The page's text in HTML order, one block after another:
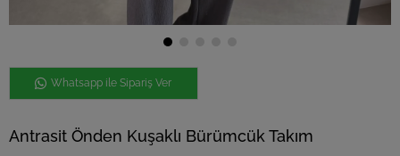
Whatsapp ile Sipariş Ver
Antrasit Önden Kuşaklı Bürümcük Takım